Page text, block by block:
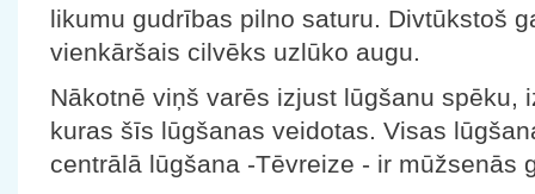
likumu gudrības pilno saturu. Divtūkstoš
vienkāršais cilvēks uzlūko augu.
Nākotnē viņš varēs izjust lūgšanu spēku,
kuras šīs lūgšanas veidotas. Visas
centrālā lūgšana -Tēvreize - ir mūžsenās